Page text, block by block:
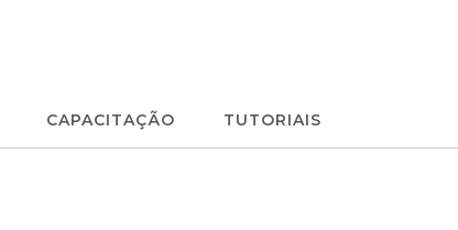
CAPACITAÇÃO TUTORIAIS